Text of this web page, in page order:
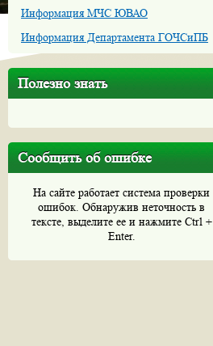
Информация МЧС ЮВАО
Информация Департамента ГОЧСиПБ
Полезно знать
Сообщить об ошибке
На сайте работает система проверки
ошибок. Обнаружив неточность в
тексте, выделите ее и нажмите Ctrl +
Enter.